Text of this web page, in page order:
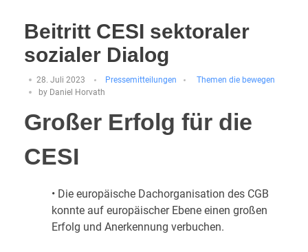
Beitritt CESI sektoraler
sozialer Dialog
28. Juli 2023 Pressemitteilungen
Themen die bewegen
by Daniel Horvath
Großer Erfolg für die
CESI
• Die europäische Dachorganisation des CGB
konnte auf europäischer Ebene einen großen
Erfolg und Anerkennung verbuchen.